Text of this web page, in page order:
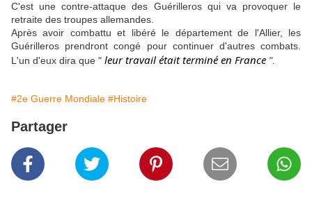
C'est une contre-attaque des Guérilleros qui va provoquer le
retraite des troupes allemandes.
Après avoir combattu et libéré le département de l'Allier, les
Guérilleros prendront congé pour continuer d'autres combats.
L'un d'eux dira que " leur travail était terminé en France ".
#2e Guerre Mondiale #Histoire
Partager